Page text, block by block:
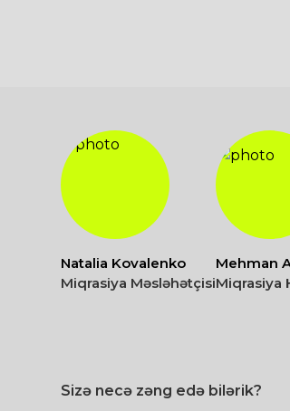
Natalia Kovalenko
Miqrasiya Məsləhətçisi
Mehman
Miqrasiya
Sizə necə zəng edə bilərik?